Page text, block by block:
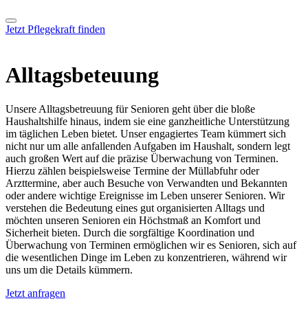
Jetzt Pflegekraft finden
Alltagsbeteuung
Unsere Alltagsbetreuung für Senioren geht über die bloße
Haushaltshilfe hinaus, indem sie eine ganzheitliche Unterstützung
im täglichen Leben bietet. Unser engagiertes Team kümmert sich
nicht nur um alle anfallenden Aufgaben im Haushalt, sondern legt
auch großen Wert auf die präzise Überwachung von Terminen.
Hierzu zählen beispielsweise Termine der Müllabfuhr oder
Arzttermine, aber auch Besuche von Verwandten und Bekannten
oder andere wichtige Ereignisse im Leben unserer Senioren. Wir
verstehen die Bedeutung eines gut organisierten Alltags und
möchten unseren Senioren ein Höchstmaß an Komfort und
Sicherheit bieten. Durch die sorgfältige Koordination und
Überwachung von Terminen ermöglichen wir es Senioren, sich auf
die wesentlichen Dinge im Leben zu konzentrieren, während wir
uns um die Details kümmern.
Jetzt anfragen